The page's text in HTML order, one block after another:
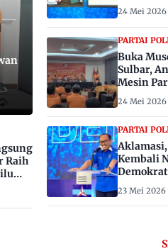
Raih
24 Mei 2026
PARTAI
Buka
Sulbar,
Mesin
24 Mei 2026
PARTAI
Kembali
23 Mei 2026